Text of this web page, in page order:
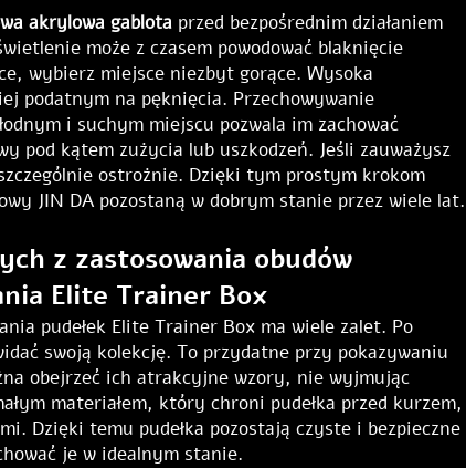
akrylowa gablota przed bezpośrednim działaniem
może z czasem powodować blaknięcie
wybierz miejsce niezbyt gorące. Wysoka
podatnym na pęknięcia. Przechowywanie
i suchym miejscu pozwala im zachować
pod kątem zużycia lub uszkodzeń. Jeśli zauważysz
ostrożnie. Dzięki tym prostym krokom
JIN DA pozostaną w dobrym stanie przez wiele lat.
z zastosowania obudów
Elite Trainer Box
pudełek Elite Trainer Box ma wiele zalet. Po
swoją kolekcję. To przydatne przy pokazywaniu
obejrzeć ich atrakcyjne wzory, nie wyjmując
materiałem, który chroni pudełka przed kurzem,
Dzięki temu pudełka pozostają czyste i bezpieczne
je w idealnym stanie.